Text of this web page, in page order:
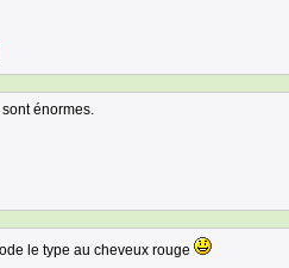
énormes.
le type au cheveux rouge